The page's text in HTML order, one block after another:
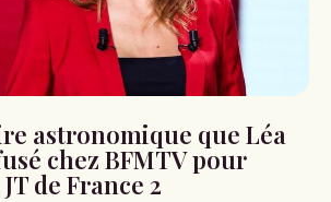
astronomique que Léa
chez BFMTV pour
de France 2